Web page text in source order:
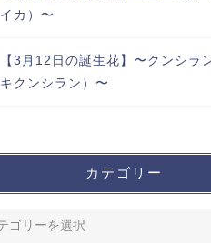
イカ）〜
【3月12日の誕生花】〜クンシラ
キクンシラン）〜
カテゴリー